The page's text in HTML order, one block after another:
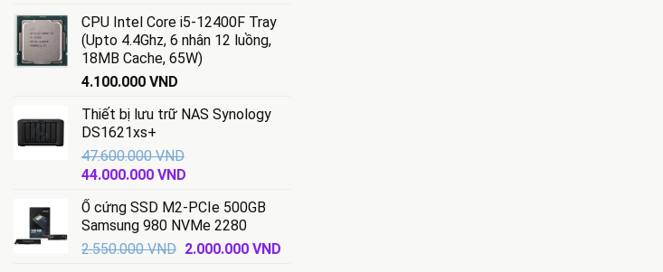
CPU Intel Core i5-12400F Tray
(Upto 4.4Ghz, 6 nhân 12 luồng,
18MB Cache, 65W)
4.100.000 VND
Thiết bị lưu trữ NAS Synology
DS1621xs+
47.600.000VND
Giá
là:
47.600.000 VND.
44.000.000 VND
tại
là:
44.000.000 VND.
Ổ cứng SSD M2-PCIe 500GB
Samsung 980 NVMe 2280
2.550.000VND Giá
2.000.000 VNDGiá